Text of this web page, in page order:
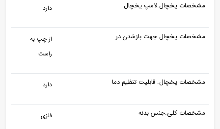
مشخصات یخچال.لامپ یخچال دارد
مشخصات یخچال.جهت بازشدن در
از چپ به
راست
مشخصات یخچال. قابلیت تنظیم دما دارد
مشخصات کلی.جنس بدنه فلزی